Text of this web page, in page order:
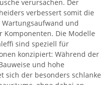
verursachen. Der
verbessert somit die
und
Komponenten. Die Modelle
sind speziell für
konzipiert: Während der
und hohe
sich der besonders schlanke